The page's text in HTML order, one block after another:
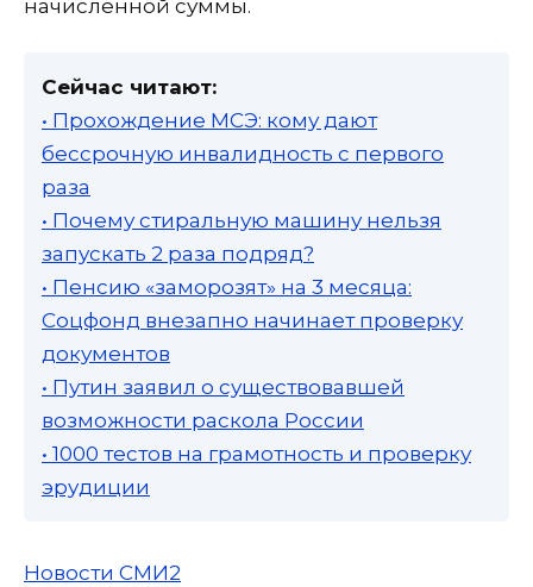
начисленной суммы.
Сейчас читают:
• Прохождение МСЭ: кому дают
бессрочную инвалидность с первого
раза
• Почему стиральную машину нельзя
запускать 2 раза подряд?
• Пенсию «заморозят» на 3 месяца:
Соцфонд внезапно начинает проверку
документов
• Путин заявил о существовавшей
возможности раскола России
• 1000 тестов на грамотность и проверку
эрудиции
Новости СМИ2